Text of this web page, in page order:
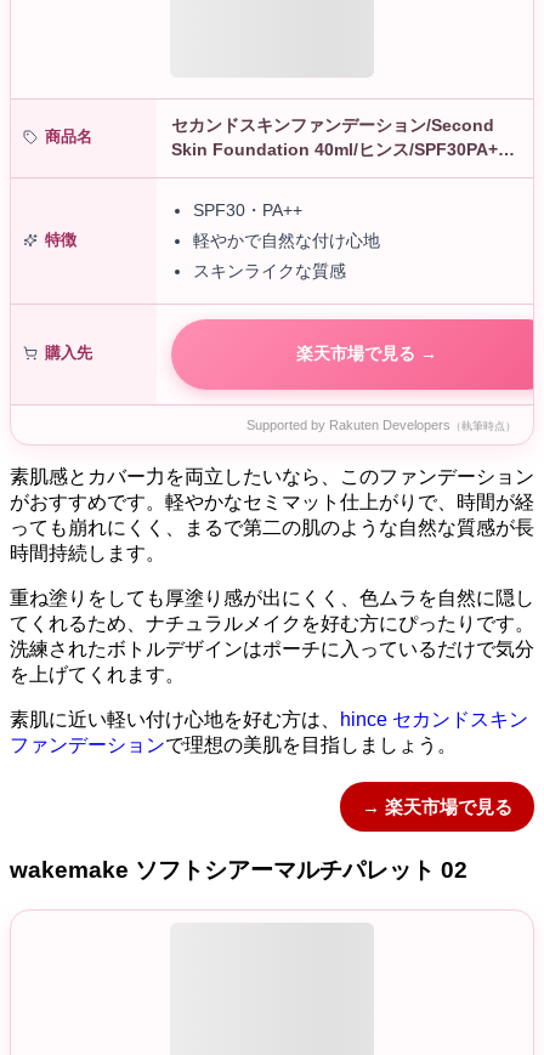
商品名
セカンドスキンファンデーション/Second
Skin Foundation 40ml/ヒンス/SPF30PA++/
カバー/スキンライクテクスチャー/紫外線遮
特徴
SPF30・PA++
軽やかで自然な付け心地
スキンライクな質感
購入先 楽天市場で見る →
Supported by Rakuten Developers （執筆時点）
素肌感とカバー力を両立したいなら、このファンデーション
がおすすめです。軽やかなセミマット仕上がりで、時間が経
っても崩れにくく、まるで第二の肌のような自然な質感が長
時間持続します。
重ね塗りをしても厚塗り感が出にくく、色ムラを自然に隠し
てくれるため、ナチュラルメイクを好む方にぴったりです。
洗練されたボトルデザインはポーチに入っているだけで気分
を上げてくれます。
素肌に近い軽い付け心地を好む方は、
hince セカンドスキン
ファンデーションで理想の美肌を目指しましょう。
→ 楽天市場で見る
wakemake ソフトシアーマルチパレット 02